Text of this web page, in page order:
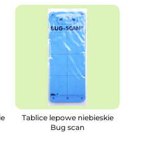
od
Tablice lepowe niebieskie
Bug scan